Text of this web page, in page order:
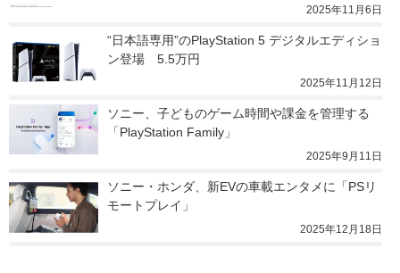
2025年11月6日
“日本語専用”のPlayStation 5 デジタルエディショ
ン登場　5.5万円
2025年11月12日
ソニー、子どものゲーム時間や課金を管理する
「PlayStation Family」
2025年9月11日
ソニー・ホンダ、新EVの車載エンタメに「PSリ
モートプレイ」
2025年12月18日